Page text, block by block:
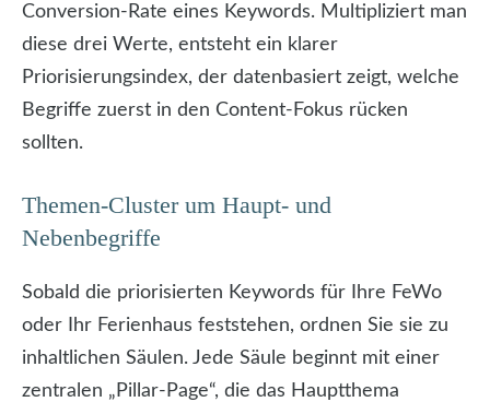
Conversion-Rate eines Keywords. Multipliziert man
diese drei Werte, entsteht ein klarer
Priorisierungsindex, der datenbasiert zeigt, welche
Begriffe zuerst in den Content-Fokus rücken
sollten.
Themen-Cluster um Haupt- und
Nebenbegriffe
Sobald die priorisierten Keywords für Ihre FeWo
oder Ihr Ferienhaus feststehen, ordnen Sie sie zu
inhaltlichen Säulen. Jede Säule beginnt mit einer
zentralen „Pillar-Page“, die das Hauptthema